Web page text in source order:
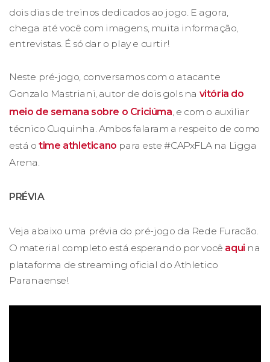
dois dias de treinos dedicados ao jogo. E agora,
chega até você com imagens, muita informação,
entrevistas. É só dar o play e curtir!
Neste pré-jogo, conversamos com o atacante
Gonzalo Mastriani, autor de dois gols na vitória do
meio de semana sobre o Criciúma, e com o auxiliar
técnico Cuquinha. Ambos falaram a respeito de como
está otime athleticano para este #CAPxFLA na Ligga
Arena.
PRÉVIA
Veja abaixo uma prévia do pré-jogo da Rede Furacão.
O material completo está esperando por você aqui na
plataforma de streaming oficial do Athletico
Paranaense!